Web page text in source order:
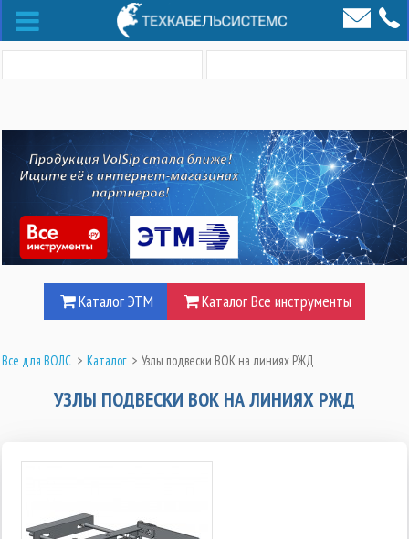
Каталог ЭТМ Каталог Все инструменты
Все для ВОЛС > Каталог > Узлы подвески ВОК на линиях РЖД
УЗЛЫ ПОДВЕСКИ ВОК НА ЛИНИЯХ РЖД